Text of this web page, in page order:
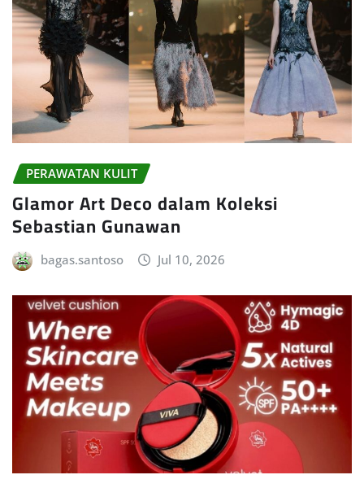
PERAWATAN KULIT
Glamor Art Deco dalam Koleksi
Sebastian Gunawan
bagas.santoso Jul 10, 2026